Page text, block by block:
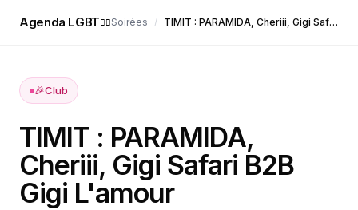
Agenda LGBT🏳️‍🌈Soirées / TIMIT : PARAMIDA, Cheriii, Gigi Safari B2B Gigi L'amour
🎉Club
TIMIT : PARAMIDA,
Cheriii, Gigi Safari B2B
Gigi L'amour